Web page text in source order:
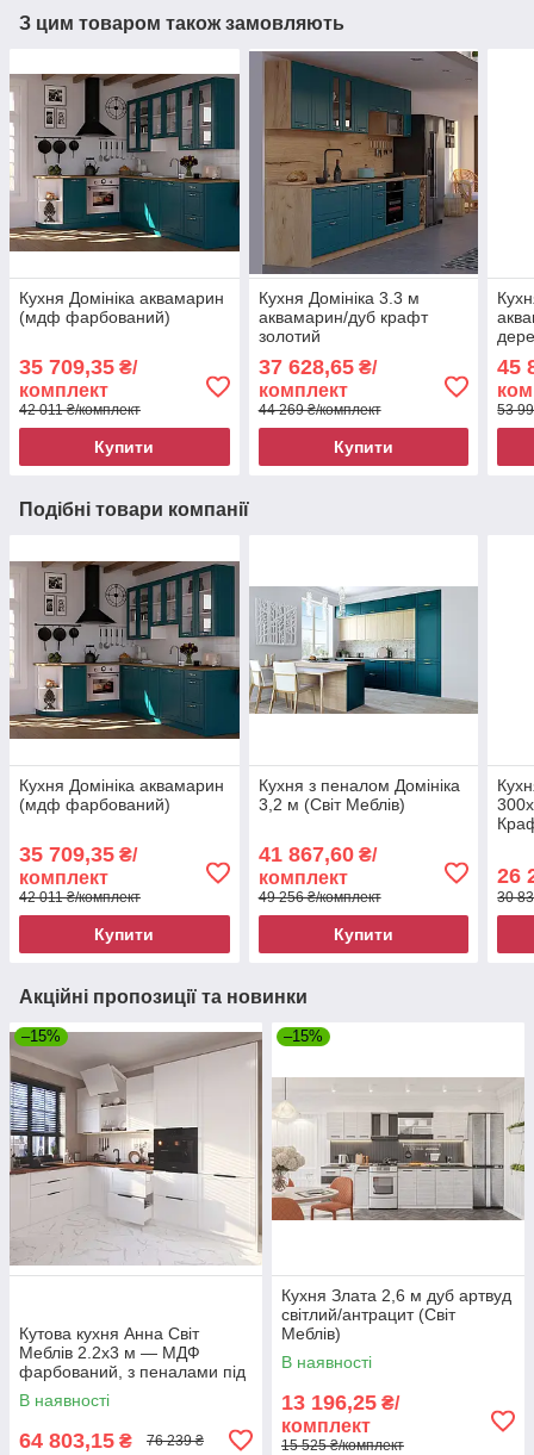
З цим товаром також замовляють
Кухня Домініка аквамарин
(мдф фарбований)
35 709,35 ₴/
комплект
42 011 ₴/комплект
Купити
Кухня Домініка 3.3 м
аквамарин/дуб крафт
золотий
37 628,65₴/
комплект
44 269 ₴/комплект
Купити
45
53
Подібні товари компанії
Кухня Домініка аквамарин
(мдф фарбований)
35 709,35 ₴/
комплект
42 011 ₴/комплект
Купити
Кухня з пеналом Домініка
3,2 м (Світ Меблів)
41 867,60₴/
комплект
49 256 ₴/комплект
Купити
26
30
Акційні пропозиції та новинки
–15%
Кутова кухня Анна Світ
Меблів 2.2х3 м — МДФ
фарбований, з пеналами під
техніку
В наявності
64 803,15 ₴ 76 239 ₴
–15%
Кухня Злата 2,6 м дуб артвуд
світлий/антрацит (Світ
Меблів)
В наявності
13 196,25 ₴/
комплект
15 525 ₴/комплект